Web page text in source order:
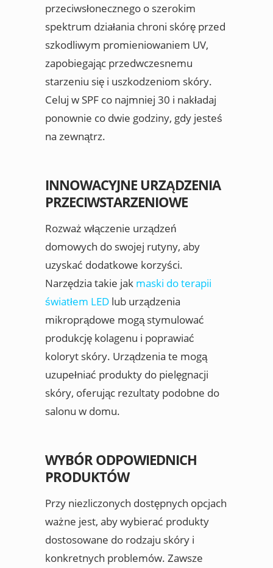
przeciwsłonecznego o szerokim
spektrum działania chroni skórę przed
szkodliwym promieniowaniem UV,
zapobiegając przedwczesnemu
starzeniu się i uszkodzeniom skóry.
Celuj w SPF co najmniej 30 i nakładaj
ponownie co dwie godziny, gdy jesteś
na zewnątrz.
INNOWACYJNE URZĄDZENIA
PRZECIWSTARZENIOWE
Rozważ włączenie urządzeń
domowych do swojej rutyny, aby
uzyskać dodatkowe korzyści.
Narzędzia takie jak maski do terapii
światłem LED lub urządzenia
mikroprądowe mogą stymulować
produkcję kolagenu i poprawiać
koloryt skóry. Urządzenia te mogą
uzupełniać produkty do pielęgnacji
skóry, oferując rezultaty podobne do
salonu w domu.
WYBÓR ODPOWIEDNICH
PRODUKTÓW
Przy niezliczonych dostępnych opcjach
ważne jest, aby wybierać produkty
dostosowane do rodzaju skóry i
konkretnych problemów. Zawsze